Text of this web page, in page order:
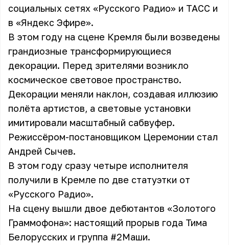
социальных сетях «Русского Радио» и ТАСС и
в «Яндекс Эфире».
В этом году на сцене Кремля были возведены
грандиозные трансформирующиеся
декорации. Перед зрителями возникло
космическое световое пространство.
Декорации меняли наклон, создавая иллюзию
полёта артистов, а световые установки
имитировали масштабный сабвуфер.
Режиссёром-постановщиком Церемонии стал
Андрей Сычев.
В этом году сразу четыре исполнителя
получили в Кремле по две статуэтки от
«Русского Радио».
На сцену вышли двое дебютантов «Золотого
Граммофона»: настоящий прорыв года Тима
Белорусских и группа #2Маши.